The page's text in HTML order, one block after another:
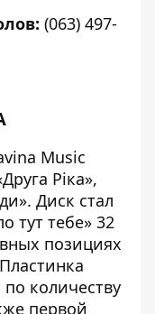
(063) 497-
Music
Ріка»,
Диск стал
тут тебе» 32
позициях
количеству
первой